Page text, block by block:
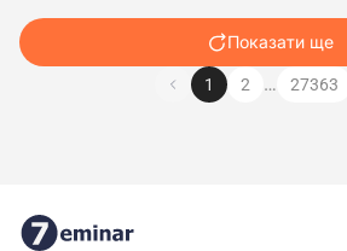
Показати ще
1 2 … 27363